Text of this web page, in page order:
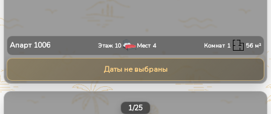
Апарт 1006 Этаж 10 Мест 4 Комнат 1 56м²
Даты не выбраны
1/25